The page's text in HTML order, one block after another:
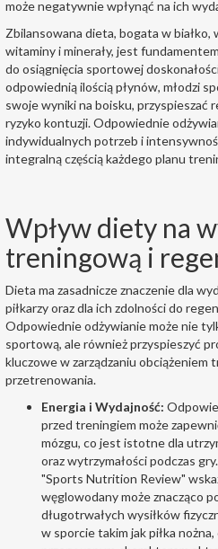
może negatywnie wpłynąć na ich
Zbilansowana dieta, bogata w białko,
witaminy i minerały, jest
do osiągnięcia sportowej
odpowiednią ilością płynów, młodzi
swoje wyniki na boisku, przyspieszać
ryzyko kontuzji. Odpowiednie
indywidualnych potrzeb i
integralną częścią każdego planu
Wpływ diety na
treningową i
Dieta ma zasadnicze znaczenie dla
piłkarzy oraz dla ich zdolności do
Odpowiednie odżywianie może nie
sportową, ale również przyspieszyć
kluczowe w zarządzaniu obciążeniem
przetrenowania.
Energia i Wydajność:
przed treningiem może
mózgu, co jest istotne dla
oraz wytrzymałości podczas
"Sports Nutrition Review"
węglowodany może znacząco
długotrwałych wysiłków
w sporcie takim jak piłka